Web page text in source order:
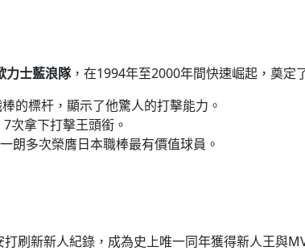
力士藍浪隊，在1994年至2000年間快速崛起，奠定
的標杆，顯示了他驚人的打擊能力。
次拿下打擊王頭銜。
朗多次榮膺日本職棒最有價值球員。
打刷新新人紀錄，成為史上唯一同年獲得新人王與